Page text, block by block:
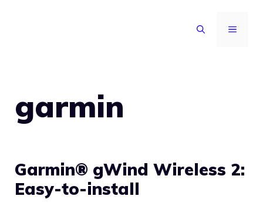
MENU
garmin
Garmin® gWind Wireless 2:
Easy-to-install